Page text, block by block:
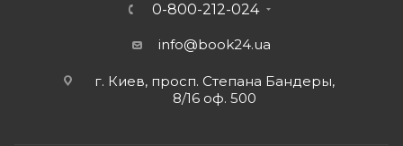
0-800-212-024
info@book24.ua
г. Киев, просп. Степана Бандеры,
8/16 оф. 500